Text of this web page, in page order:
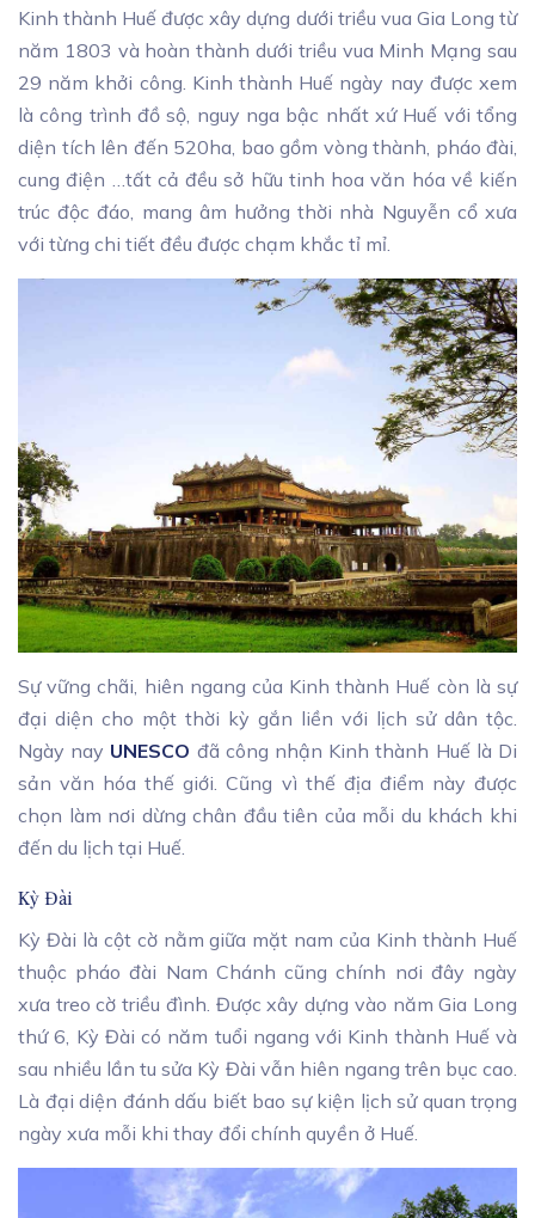
Kinh thành Huế được xây dựng dưới triều vua Gia Long từ
năm 1803 và hoàn thành dưới triều vua Minh Mạng sau
29 năm khởi công. Kinh thành Huế ngày nay được xem
là công trình đồ sộ, nguy nga bậc nhất xứ Huế với tổng
diện tích lên đến 520ha, bao gồm vòng thành, pháo đài,
cung điện …tất cả đều sở hữu tinh hoa văn hóa về kiến
trúc độc đáo, mang âm hưởng thời nhà Nguyễn cổ xưa
với từng chi tiết đều được chạm khắc tỉ mỉ.
Sự vững chãi, hiên ngang của Kinh thành Huế còn là sự
đại diện cho một thời kỳ gắn liền với lịch sử dân tộc.
Ngày nay UNESCO đã công nhận Kinh thành Huế là Di
sản văn hóa thế giới. Cũng vì thế địa điểm này được
chọn làm nơi dừng chân đầu tiên của mỗi du khách khi
đến du lịch tại Huế.
Kỳ Đài
Kỳ Đài là cột cờ nằm giữa mặt nam của Kinh thành Huế
thuộc pháo đài Nam Chánh cũng chính nơi đây ngày
xưa treo cờ triều đình. Được xây dựng vào năm Gia Long
thứ 6, Kỳ Đài có năm tuổi ngang với Kinh thành Huế và
sau nhiều lần tu sửa Kỳ Đài vẫn hiên ngang trên bục cao.
Là đại diện đánh dấu biết bao sự kiện lịch sử quan trọng
ngày xưa mỗi khi thay đổi chính quyền ở Huế.